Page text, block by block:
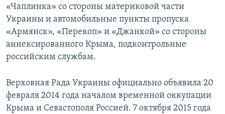
«Чаплинка» со стороны материковой части
Украины и автомобильные пункты пропуска
«Армянск», «Перекоп» и «Джанкой» со стороны
аннексированного Крыма, подконтрольные
российским службам.
Верховная Рада Украины официально объявила 20
февраля 2014 года началом временной оккупации
Крыма и Севастополя Россией. 7 октября 2015 года